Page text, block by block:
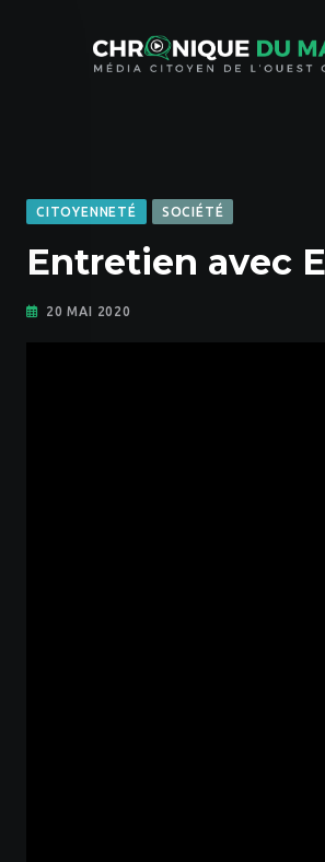
CITOYENNETÉ SOCIÉTÉ
Entretien avec
20 MAI 2020